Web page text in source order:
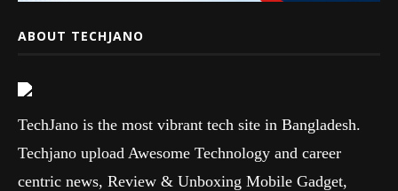
ABOUT TECHJANO
TechJano is the most vibrant tech site in Bangladesh.
Techjano upload Awesome Technology and career
centric news, Review & Unboxing Mobile Gadget,